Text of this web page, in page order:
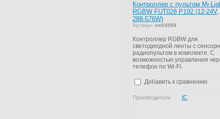
Контроллер с пультом Mi-
RGBW FUT028 P192 (12-24V,
288-576W)
Артикул: nm54569
Контроллер RGBW для
светодиодной ленты с
радиопультом в комплекте. С
возможностью управления
телефон по Wi-Fi.
Добавить к сравнению
Производитель IC